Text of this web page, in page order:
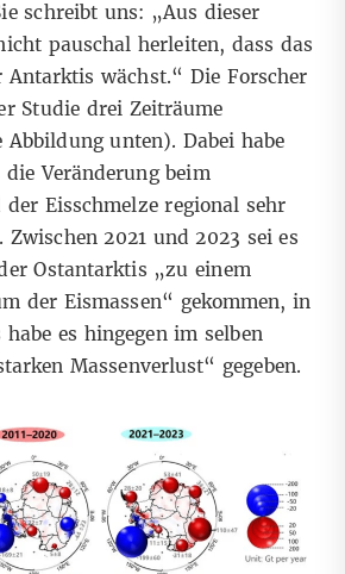
schreibt uns: „Aus dieser
pauschal herleiten, dass das
Antarktis wächst.“ Die Forscher
Studie drei Zeiträume
Abbildung unten). Dabei habe
Veränderung beim
Eisschmelze regional sehr
Zwischen 2021 und 2023 sei es
Ostantarktis „zu einem
der Eismassen“ gekommen, in
es hingegen im selben
Massenverlust“ gegeben.